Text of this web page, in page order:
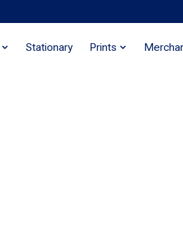
Stationary Prints